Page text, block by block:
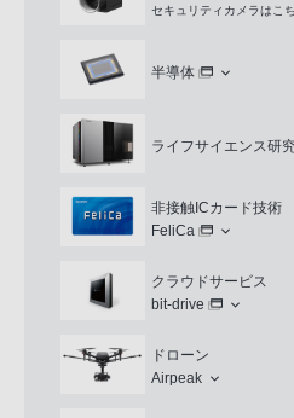
セキュリティカメラはこ
半導体
ライフサイエンス研
非接触ICカード技術
FeliCa
クラウドサービス
bit-drive
ドローン
Airpeak